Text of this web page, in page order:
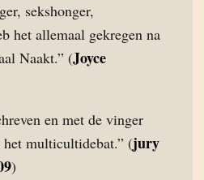
sekshonger,
het allemaal gekregen na
Naakt.” (Joyce
en met de vinger
multicultidebat.” (jury
)